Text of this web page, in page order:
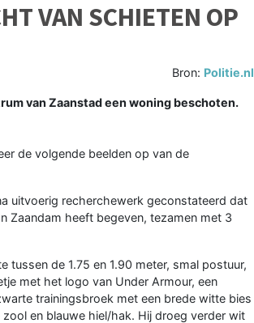
VAN SCHIETEN OP
Bron: Politie.nl
van Zaanstad een woning beschoten.
de volgende beelden op van de
uitvoerig recherchewerk geconstateerd dat
Zaandam heeft begeven, tezamen met 3
de 1.75 en 1.90 meter, smal postuur,
met het logo van Under Armour, een
trainingsbroek met een brede witte bies
en blauwe hiel/hak. Hij droeg verder wit